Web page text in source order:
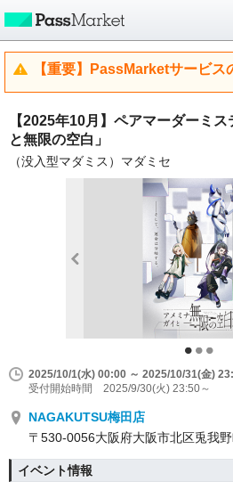
【重要】PassMarketサービス
【2025年10月】ペアマーダーミ
と無限の空白」
（没入型マダミス）マダミセ
2025/10/1(水) 00:00 ～ 2025/10/31(金)
受付開始時間 2025/9/30(火) 23:50～
NAGAKUTSU梅田店
〒530-0056大阪府大阪市北区兎我
イベント情報